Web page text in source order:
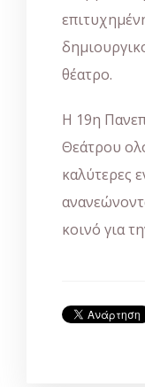
θέατρο.
Η 19η
Θεάτρου
καλύτερες
κοινό για